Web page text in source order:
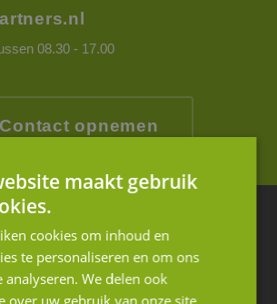
08.30 - 17.00
Contact opnemen
van ons laatste nieuws
in voor de nieuwsbrief.
maakt gebruik
cookies om inhoud en
te personaliseren en om ons
analyseren. We delen ook
over uw gebruik van onze site